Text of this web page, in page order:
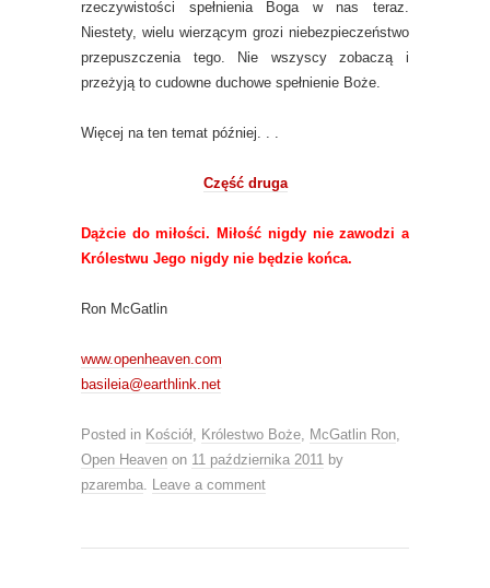
rzeczywistości spełnienia Boga w nas teraz.
Niestety, wielu wierzącym grozi niebezpieczeństwo
przepuszczenia tego. Nie wszyscy zobaczą i
przeżyją to cudowne duchowe spełnienie Boże.
Więcej na ten temat później. . .
Część druga
Dążcie do miłości. Miłość nigdy nie zawodzi a
Królestwu Jego nigdy nie będzie końca.
Ron McGatlin
www.openheaven.com
basileia@earthlink.net
Posted in Kościół, Królestwo Boże, McGatlin Ron,
Open Heaven on 11 października 2011 by
pzaremba. Leave a comment